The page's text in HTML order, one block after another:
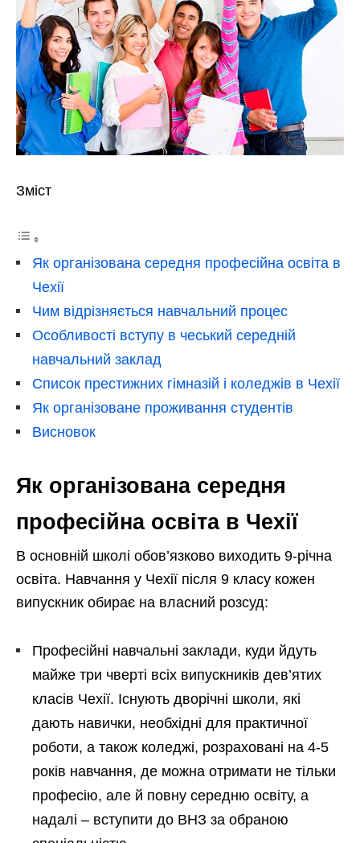
Зміст
Як організована середня професійна освіта в
Чехії
Чим відрізняється навчальний процес
Особливості вступу в чеський середній
навчальний заклад
Список престижних гімназій і коледжів в Чехії
Як організоване проживання студентів
Висновок
Як організована середня
професійна освіта в Чехії
В основній школі обов’язково виходить 9-річна
освіта. Навчання у Чехії після 9 класу кожен
випускник обирає на власний розсуд:
Професійні навчальні заклади, куди йдуть
майже три чверті всіх випускників дев’ятих
класів Чехії. Існують дворічні школи, які
дають навички, необхідні для практичної
роботи, а також коледжі, розраховані на 4-5
років навчання, де можна отримати не тільки
професію, але й повну середню освіту, а
надалі – вступити до ВНЗ за обраною